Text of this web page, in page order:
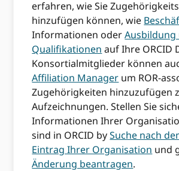
erfahren, wie Sie
hinzufügen können, wie
Informationen oderAusbildung
Qualifikationen auf Ihre ORCID
Konsortialmitglieder können
Affiliation Manager um ROR-
Zugehörigkeiten hinzuzufügen
Aufzeichnungen. Stellen Sie
Informationen Ihrer
sind in ORCID bySuche nach
Eintrag Ihrer Organisation und
Änderung beantragen.